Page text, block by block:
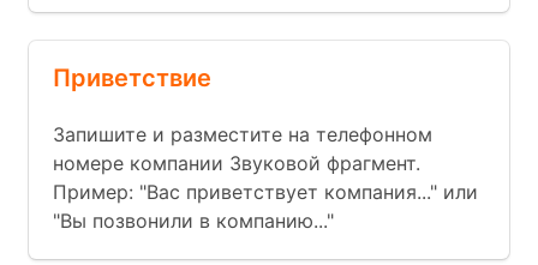
Приветствие
Запишите и разместите на телефонном
номере компании Звуковой фрагмент.
Пример: "Вас приветствует компания..." или
"Вы позвонили в компанию..."